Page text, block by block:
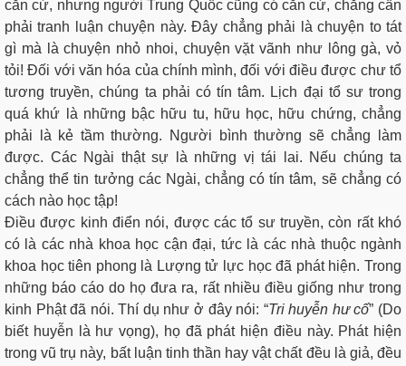
căn cứ, nhưng người Trung Quốc cũng có căn cứ, chẳng cần
phải tranh luận chuyện này. Đây chẳng phải là chuyện to tát
gì mà là chuyện nhỏ nhoi, chuyện vặt vãnh như lông gà, vỏ
tỏi! Đối với văn hóa của chính mình, đối với điều được chư tổ
tương truyền, chúng ta phải có tín tâm. Lịch đại tổ sư trong
quá khứ là những bậc hữu tu, hữu học, hữu chứng, chẳng
phải là kẻ tầm thường. Người bình thường sẽ chẳng làm
được. Các Ngài thật sự là những vị tái lai. Nếu chúng ta
chẳng thể tin tưởng các Ngài, chẳng có tín tâm, sẽ chẳng có
cách nào học tập!
Điều được kinh điển nói, được các tổ sư truyền, còn rất khó
có là các nhà khoa học cận đại, tức là các nhà thuộc ngành
khoa học tiên phong là Lượng tử lực học đã phát hiện. Trong
những báo cáo do họ đưa ra, rất nhiều điều giống như trong
kinh Phật đã nói. Thí dụ như ở đây nói: “Trihuyễn hư cố” (Do
biết huyễn là hư vọng), họ đã phát hiện điều này. Phát hiện
trong vũ trụ này, bất luận tinh thần hay vật chất đều là giả, đều